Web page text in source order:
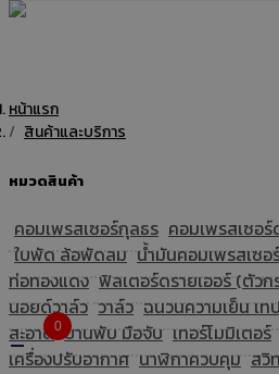
0
หน้าแรก
สินค้าและบริการ
หมวดสินค้า
คอมเพรสเซอร์กุลธร คอมเพรสเซอ
ใบพัด ล้อพัดลม น้ำมันคอมเพรสเซอ
ท่อทองแดง ฟิลเตอร์ดรายเออร์ (ตัว
นอยด์วาล์ว วาล์ว ฉนวนความเย็น เทป
สะอาด บานพับ มือจับ เทอร์โมมิเตอร์
เครื่องปรับอากาศ นาฬิกาควบคุม สวิ